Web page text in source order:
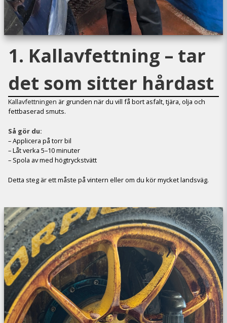
1. Kallavfettning – tar
det som sitter hårdast
Kallavfettningen är grunden när du vill få bort asfalt, tjära, olja och
fettbaserad smuts.
Så gör du:
– Applicera på torr bil
– Låt verka 5–10 minuter
– Spola av med högtryckstvätt
Detta steg är ett måste på vintern eller om du kör mycket landsväg.